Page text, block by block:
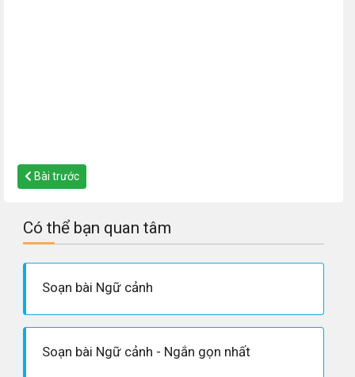
Bài trước
Có thể bạn quan tâm
Soạn bài Ngữ cảnh
Soạn bài Ngữ cảnh - Ngắn gọn nhất